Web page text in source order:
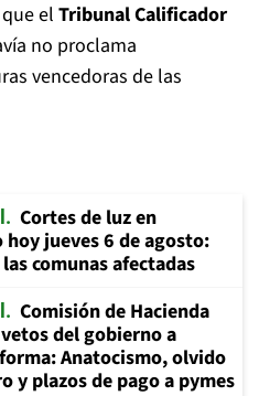
que el Tribunal Calificador
no proclama
vencedoras de las
Cortes de luz en
hoy jueves 6 de agosto:
comunas afectadas
Comisión de Hacienda
del gobierno a
Anatocismo, olvido
y plazos de pago a pymes